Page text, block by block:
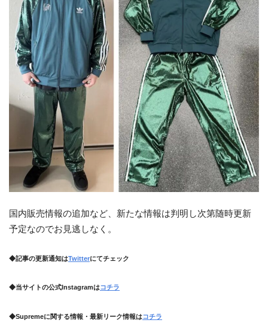
国内販売情報の追加など、新たな情報は判明し次第随時更新
予定なのでお見逃しなく。
◆記事の更新通知はTwitterにてチェック
◆当サイトの公式Instagramはコチラ
◆Supremeに関する情報・最新リーク情報はコチラ